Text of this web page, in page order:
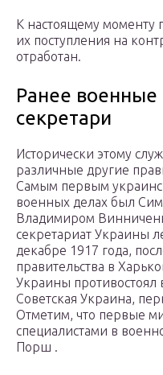
К настоящему моменту
их поступления на
отработан.
Ранее
секретари
Исторически этому
различные другие
Самым первым
военных делах был
Владимиром
секретариат Украины
декабре 1917 года,
правительства в
Украины противостоял
Советская Украина,
Отметим, что первые
специалистами в
Порш .